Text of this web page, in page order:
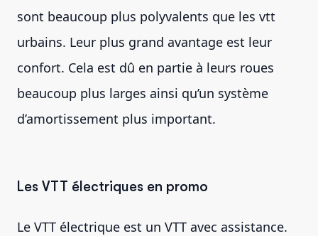
sont beaucoup plus polyvalents que les vtt
urbains. Leur plus grand avantage est leur
confort. Cela est dû en partie à leurs roues
beaucoup plus larges ainsi qu’un système
d’amortissement plus important.
Les VTT électriques en promo
Le VTT électrique est un VTT avec assistance.